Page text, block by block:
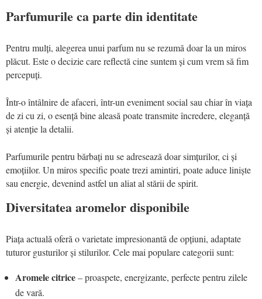
Parfumurile ca parte din identitate
Pentru mulți, alegerea unui parfum nu se rezumă doar la un miros
plăcut. Este o decizie care reflectă cine suntem și cum vrem să fim
percepuți.
Într-o întâlnire de afaceri, într-un eveniment social sau chiar în viața
de zi cu zi, o esență bine aleasă poate transmite încredere, eleganță
și atenție la detalii.
Parfumurile pentru bărbați nu se adresează doar simțurilor, ci și
emoțiilor. Un miros specific poate trezi amintiri, poate aduce liniște
sau energie, devenind astfel un aliat al stării de spirit.
Diversitatea aromelor disponibile
Piața actuală oferă o varietate impresionantă de opțiuni, adaptate
tuturor gusturilor și stilurilor. Cele mai populare categorii sunt:
Aromele citrice– proaspete, energizante, perfecte pentru zilele
de vară.